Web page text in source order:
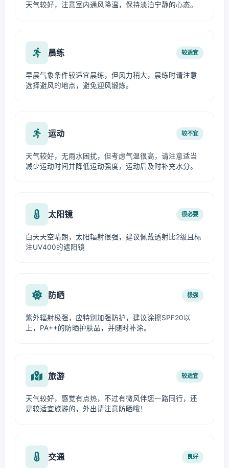
天气较好，注意室内通风降温，保持淡泊宁静的心态。
晨练 较适宜
早晨气象条件较适宜晨练，但风力稍大，晨练时请注意
选择避风的地点，避免迎风锻炼。
运动 较不宜
天气较好，无雨水困扰，但考虑气温很高，请注意适当
减少运动时间并降低运动强度，运动后及时补充水分。
太阳镜 很必要
白天天空晴朗，太阳辐射很强，建议佩戴透射比2级且标
注UV400的遮阳镜
防晒 极强
紫外辐射极强，应特别加强防护，建议涂擦SPF20以
上，PA++的防晒护肤品，并随时补涂。
旅游 较适宜
天气较好，感觉有点热，不过有微风伴您一路同行，还
是较适宜旅游的，外出请注意防晒哦！
交通 良好